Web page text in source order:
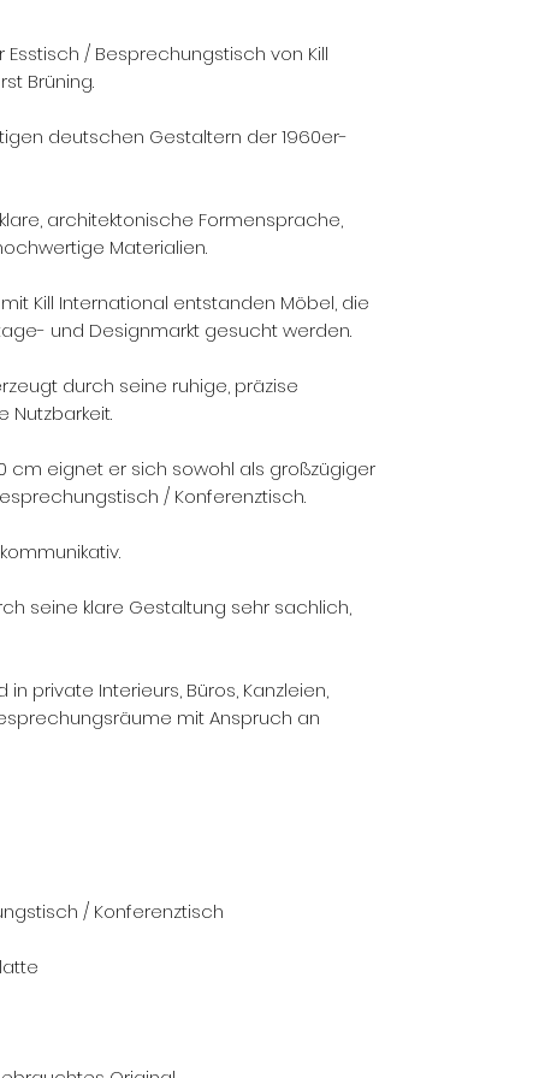
/ Besprechungstisch von Kill
Brüning.
deutschen Gestaltern der 1960er-
architektonische Formensprache,
Materialien.
Kill International entstanden Möbel, die
und Designmarkt gesucht werden.
durch seine ruhige, präzise
Nutzbarkeit.
cm eignet er sich sowohl als großzügiger
/ Konferenztisch.
seine klare Gestaltung sehr sachlich,
private Interieurs, Büros, Kanzleien,
mit Anspruch an
/ Konferenztisch